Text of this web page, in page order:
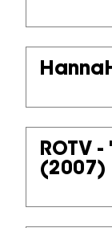
ROTV
(2007)